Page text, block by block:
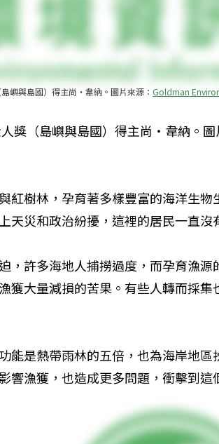
嶼與島國）得主尚‧韋納。圖片來源： Goldman
獎（島嶼與島國）得主尚‧韋納。圖
紅樹林，孕育著多樣豐富的海洋生
天災和政治紛擾，這裡的居民一直沒
，許多海地人捕撈過度，而孕育漁
獲大量減損的苦果。有些人轉而採
能是熱帶雨林的五倍，也為海岸地
響漁獲，也造成更多問題，衝擊到這